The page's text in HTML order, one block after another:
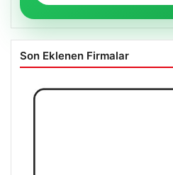
Son Eklenen Firmalar